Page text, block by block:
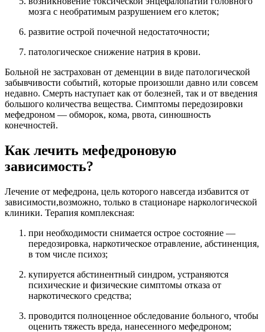
мозга с необратимым разрушением его клеток;
развитие острой почечной недостаточности;
патологическое снижение натрия в крови.
Больной не застрахован от деменции в виде патологической
забывчивости событий, которые произошли давно или совсем
недавно. Смерть наступает как от болезней, так и от введения
большого количества вещества. Симптомы передозировки
мефедроном — обморок, кома, рвота, синюшность
конечностей.
Как лечить мефедроновую
зависимость?
Лечение от мефедрона, цель которого навсегда избавится от
зависимости,возможно, только в стационаре наркологической
клиники. Терапия комплексная:
при необходимости снимается острое состояние —
передозировка, наркотическое отравление, абстиненция,
в том числе психоз;
купируется абстинентный синдром, устраняются
психические и физические симптомы отказа от
наркотического средства;
проводится полноценное обследование больного, чтобы
оценить тяжесть вреда, нанесенного мефедроном;